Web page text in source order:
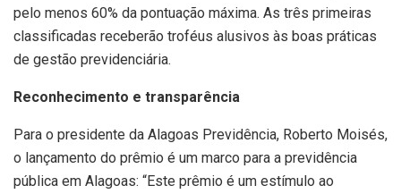
pelo menos 60% da pontuação máxima. As três primeiras
classificadas receberão troféus alusivos às boas práticas
de gestão previdenciária.
Reconhecimento e transparência
Para o presidente da Alagoas Previdência, Roberto Moisés,
o lançamento do prêmio é um marco para a previdência
pública em Alagoas: “Este prêmio é um estímulo ao